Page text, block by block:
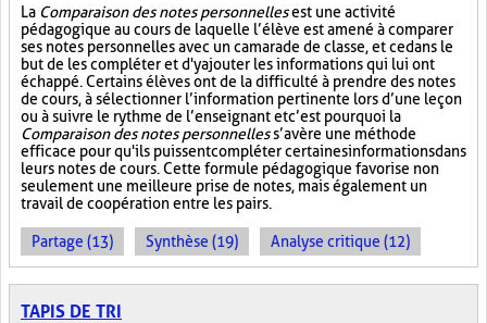
La Comparaison des notes personnellesest une activité
pédagogique au cours de laquelle l’élève est amené à comparer
ses notes personnelles avec un camarade de classe, et ce dans le
but de les compléter et d'y ajouter les informations qui lui ont
échappé. Certains élèves ont de la difficulté à prendre des notes
de cours, à sélectionner l’information pertinente lors d’une leçon
ou à suivre le rythme de l’enseignant et c’est pourquoi la
Comparaison des notes personnelless’avère une méthode
efficace pour qu'ils puissent compléter certaines informations dans
leurs notes de cours. Cette formule pédagogique favorise non
seulement une meilleure prise de notes, mais également un
travail de coopération entre les pairs.
Partage (13) Synthèse (19) Analyse critique (12)
TAPIS DE TRI